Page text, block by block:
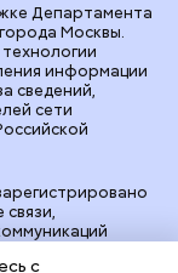
Департамента
Москвы.
информации
сведений,
сети
с